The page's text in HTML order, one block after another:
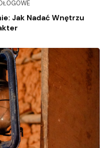
Jak Nadać Wnętrzu